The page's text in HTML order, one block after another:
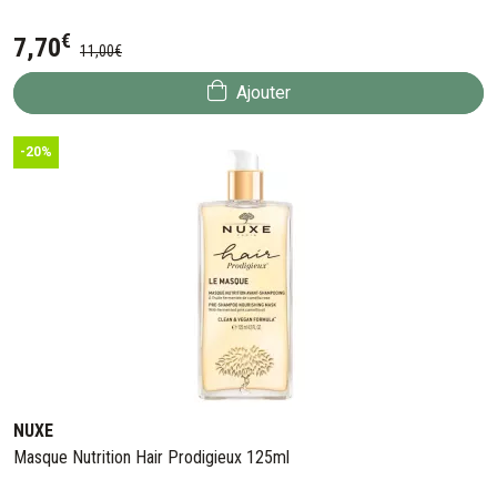
7,70€ 11,00€
Ajouter
-20%
NUXE
Masque Nutrition Hair Prodigieux 125ml